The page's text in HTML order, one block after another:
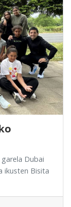
Dubai
ikusten Bisita